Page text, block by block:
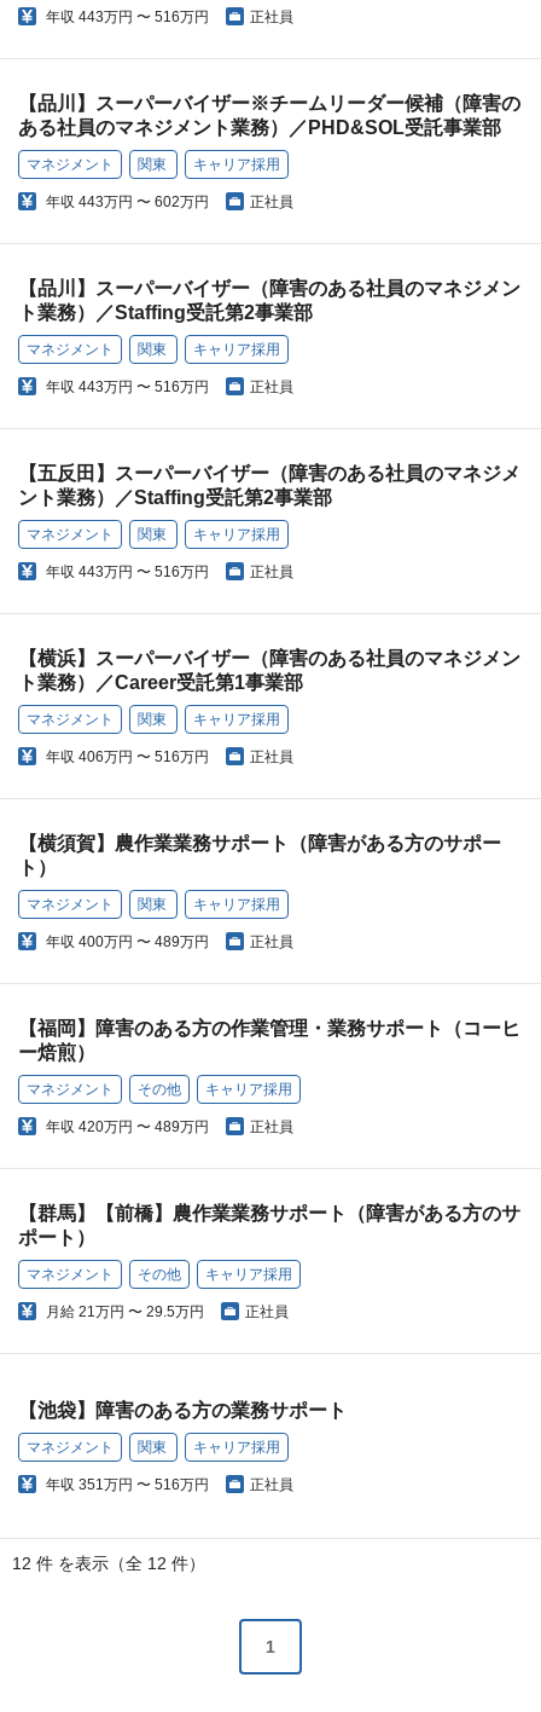
年収 443万円 〜 516万円 正社員
【品川】スーパーバイザー※チームリーダー候補（障害の
ある社員のマネジメント業務）／PHD&SOL受託事業部
マネジメント 関東 キャリア採用
年収 443万円 〜 602万円 正社員
【品川】スーパーバイザー（障害のある社員のマネジメン
ト業務）／Staffing受託第2事業部
マネジメント 関東 キャリア採用
年収 443万円 〜 516万円 正社員
【五反田】スーパーバイザー（障害のある社員のマネジメ
ント業務）／Staffing受託第2事業部
マネジメント 関東 キャリア採用
年収 443万円 〜 516万円 正社員
【横浜】スーパーバイザー（障害のある社員のマネジメン
ト業務）／Career受託第1事業部
マネジメント 関東 キャリア採用
年収 406万円 〜 516万円 正社員
【横須賀】農作業業務サポート（障害がある方のサポー
ト）
マネジメント 関東 キャリア採用
年収 400万円 〜 489万円 正社員
【福岡】障害のある方の作業管理・業務サポート（コーヒ
ー焙煎）
マネジメント その他 キャリア採用
年収 420万円 〜 489万円 正社員
【群馬】【前橋】農作業業務サポート（障害がある方のサ
ポート）
マネジメント その他 キャリア採用
月給 21万円 〜 29.5万円 正社員
【池袋】障害のある方の業務サポート
マネジメント 関東 キャリア採用
年収 351万円 〜 516万円 正社員
12 件 を表示（全 12 件）
1